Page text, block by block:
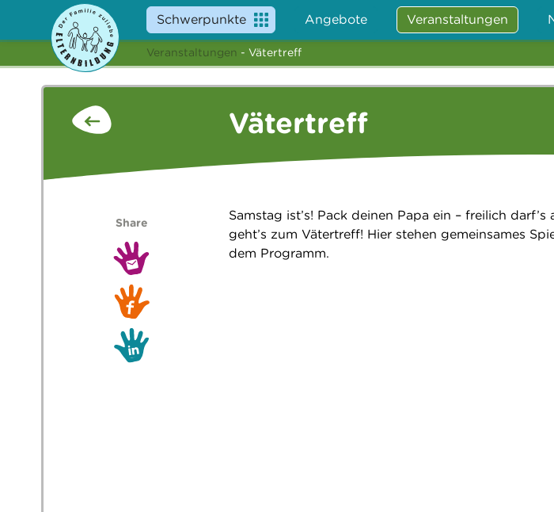
Schwerpunkte Angebote Veranstaltungen
Veranstaltungen - Vätertreff
Vätertreff
Samstag ist’s! Pack deinen Papa ein – freilich
geht’s zum Vätertreff! Hier stehen gemeinsames
dem Programm.
Share